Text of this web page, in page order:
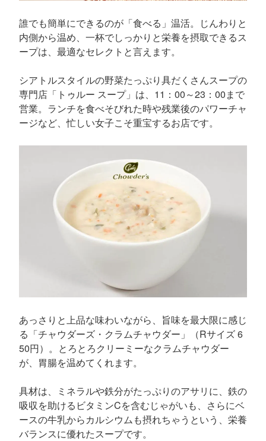
誰でも簡単にできるのが「食べる」温活。じんわりと
内側から温め、一杯でしっかりと栄養を摂取できるス
ープは、最適なセレクトと言えます。
シアトルスタイルの野菜たっぷり具だくさんスープの
専門店「トゥルー スープ」は、11：00～23：00まで
営業。ランチを食べそびれた時や残業後のパワーチャ
ージなど、忙しい女子こそ重宝するお店です。
あっさりと上品な味わいながら、旨味を最大限に感じ
る「チャウダーズ・クラムチャウダー」（Rサイズ 6
50円）。とろとろクリーミーなクラムチャウダー
が、胃腸を温めてくれます。
具材は、ミネラルや鉄分がたっぷりのアサリに、鉄の
吸収を助けるビタミンCを含むじゃがいも、さらにベ
ースの牛乳からカルシウムも摂れちゃうという、栄養
バランスに優れたスープです。